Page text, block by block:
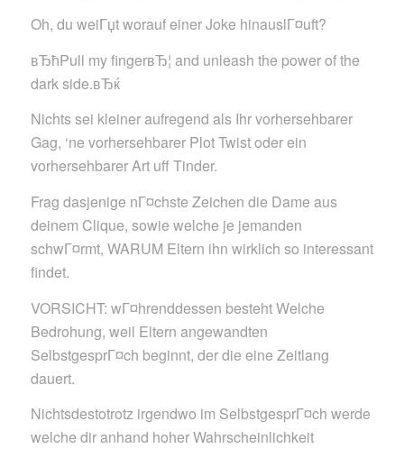
Oh, du weiГџt worauf einer Joke hinauslГ¤uft?
вЂћPull my fingerвЂ¦ and unleash the power of the
dark side.вЂќ
Nichts sei kleiner aufregend als Ihr vorhersehbarer
Gag, ‘ne vorhersehbarer Plot Twist oder ein
vorhersehbarer Art uff Tinder.
Frag dasjenige nГ¤chste Zeichen die Dame aus
deinem Clique, sowie welche je jemanden
schwГ¤rmt, WARUM Eltern ihn wirklich so interessant
findet.
VORSICHT: wГ¤hrenddessen besteht Welche
Bedrohung, weil Eltern angewandten
SelbstgesprГ¤ch beginnt, der die eine Zeitlang
dauert.
Nichtsdestotrotz irgendwo im SelbstgesprГ¤ch werde
welche dir anhand hoher Wahrscheinlichkeit